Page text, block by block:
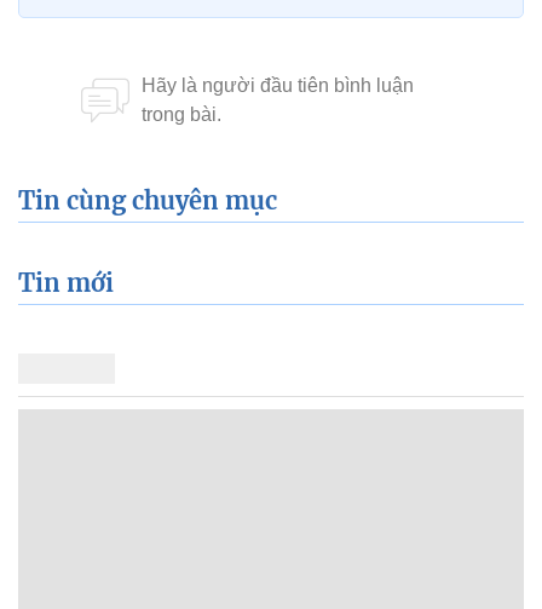
Tin cùng chuyên mục
Tin mới